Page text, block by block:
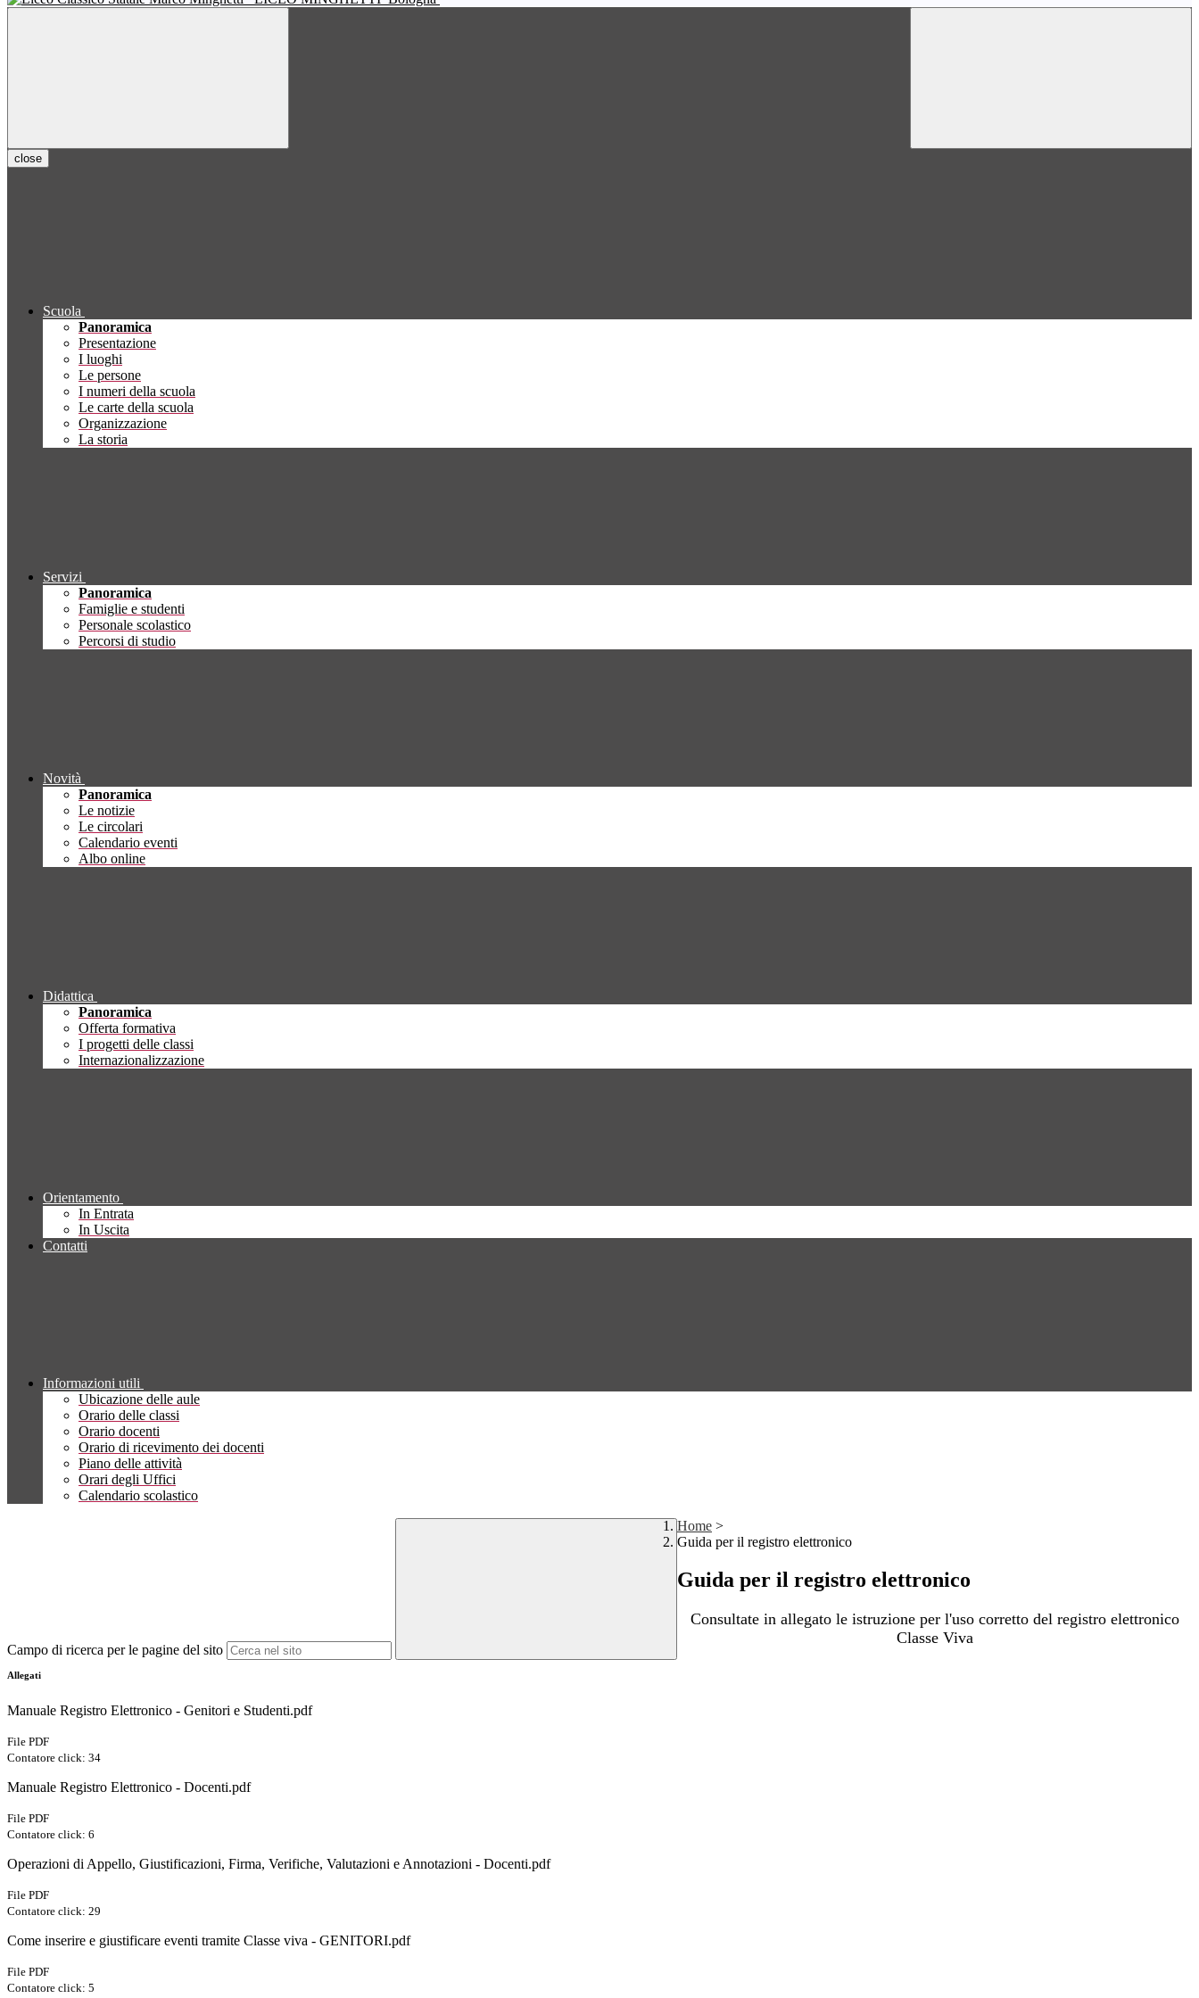
close
Scuola
Panoramica
Presentazione
I luoghi
Le persone
I numeri della scuola
Le carte della scuola
Organizzazione
La storia
Servizi
Panoramica
Famiglie e studenti
Personale scolastico
Percorsi di studio
Novità
Panoramica
Le notizie
Le circolari
Calendario eventi
Albo online
Didattica
Panoramica
Offerta formativa
I progetti delle classi
Internazionalizzazione
Orientamento
In Entrata
In Uscita
Contatti
Informazioni utili
Ubicazione delle aule
Orario delle classi
Orario docenti
Orario di ricevimento dei docenti
Piano delle attività
Orari degli Uffici
Calendario scolastico
Campo di ricerca per le pagine del sito
Home >
Guida per il registro elettronico
Guida per il registro elettronico
Consultate in allegato le istruzione per l'uso corretto del registro elettronico
Classe Viva
Allegati
Manuale Registro Elettronico - Genitori e Studenti.pdf
File PDF
Contatore click: 34
Manuale Registro Elettronico - Docenti.pdf
File PDF
Contatore click: 6
Operazioni di Appello, Giustificazioni, Firma, Verifiche, Valutazioni e Annotazioni - Docenti.pdf
File PDF
Contatore click: 29
Come inserire e giustificare eventi tramite Classe viva - GENITORI.pdf
File PDF
Contatore click: 5